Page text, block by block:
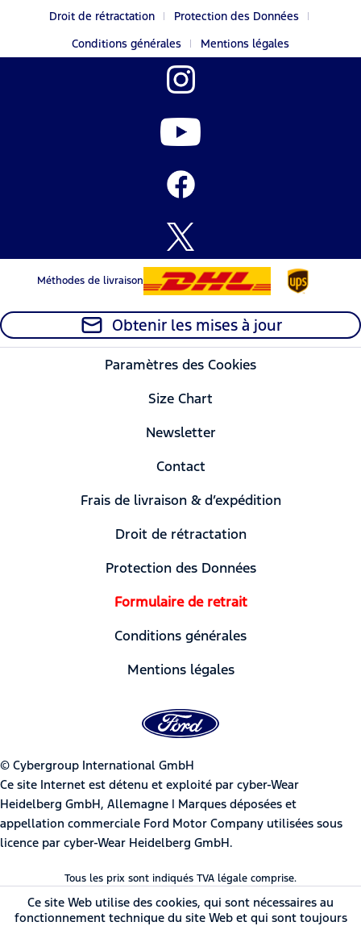
Droit de rétractation
Protection des Données
Conditions générales
Mentions légales
Méthodes de livraison
Obtenir les mises à jour
Paramètres des Cookies
Size Chart
Newsletter
Contact
Frais de livraison & d’expédition
Droit de rétractation
Protection des Données
Formulaire de retrait
Conditions générales
Mentions légales
© Cybergroup International GmbH
Ce site Internet est détenu et exploité par cyber-Wear
Heidelberg GmbH, Allemagne | Marques déposées et
appellation commerciale Ford Motor Company utilisées sous
licence par cyber-Wear Heidelberg GmbH.
Tous les prix sont indiqués TVA légale comprise.
Ce site Web utilise des cookies, qui sont nécessaires au
fonctionnement technique du site Web et qui sont toujours